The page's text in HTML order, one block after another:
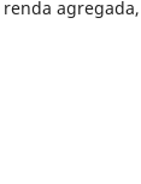
agregada,